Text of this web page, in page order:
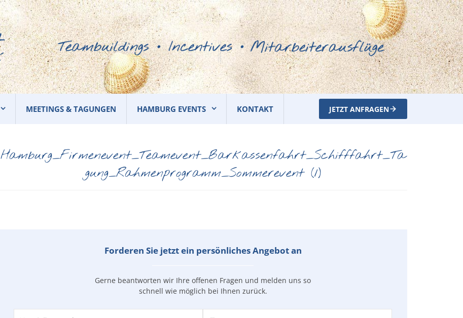
JETZT ANFRAGEN
MEETINGS & TAGUNGEN HAMBURG EVENTS KONTAKT
Hamburg_Firmenevent_Teamevent_Barkassenfahrt_Schifffahrt_Ta
gung_Rahmenprogramm_Sommerevent (1)
Forderen Sie jetzt ein persönliches Angebot an
Gerne beantworten wir Ihre offenen Fragen und melden uns so
schnell wie möglich bei Ihnen zurück.